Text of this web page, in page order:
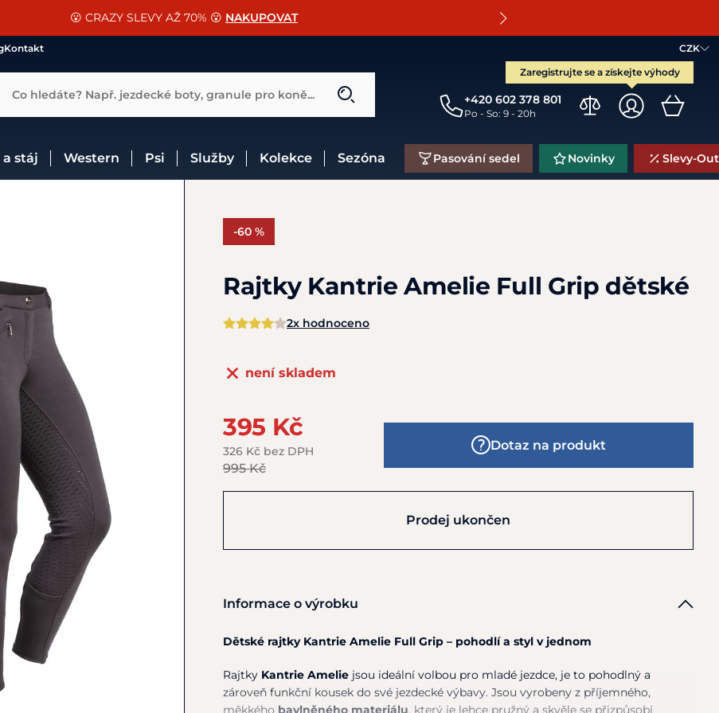
SLEVA 13% na vše od Cassini! CHCI SLEVU
😮 CRAZY SLEVY AŽ 70% 😮 NAKUPOVAT
📐Pasování a doplňky k vybraným sedlům ZDARMA 🐴
CZK
Zaregistrujte se a získejte výhody
+420 602 378 801
Po - So: 9 - 20h
Kontakt
Co hledáte? Např. jezdecké boty, granule pro koně...
a stáj Western Psi Služby Kolekce Sezóna Pasování sedel Novinky Slevy-
-60 %
Rajtky Kantrie Amelie Full Grip dětské
2x hodnoceno
není skladem
395 Kč
326 Kč bez DPH
995 Kč
Dotaz na produkt
Prodej ukončen
Informace o výrobku
Dětské rajtky Kantrie Amelie Full Grip – pohodlí a styl v jednom
Rajtky Kantrie Amelie jsou ideální volbou pro mladé jezdce, je to pohodlný a
zároveň funkční kousek do své jezdecké výbavy. Jsou vyrobeny z příjemného,
měkkého bavlněného materiálu, který je lehce pružný a skvěle se přizpůsobí